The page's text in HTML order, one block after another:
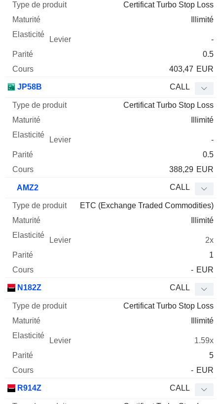
Certificat Turbo Stop Loss
Illimité
-
0.5
403,47 EUR
JP58B CALL
Certificat Turbo Stop Loss
Illimité
-
0.5
388,29 EUR
AMZ2 CALL
ETC (Exchange Traded Commodities)
Illimité
2x
1
- EUR
N182Z CALL
Certificat Turbo Stop Loss
Illimité
1.59x
5
- EUR
R914Z CALL